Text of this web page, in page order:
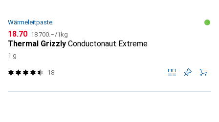
Wärmeleitpaste
CHF
18.70 CHF
18 700.–/1kg
Thermal Grizzly Conductonaut Extreme
1 g
18